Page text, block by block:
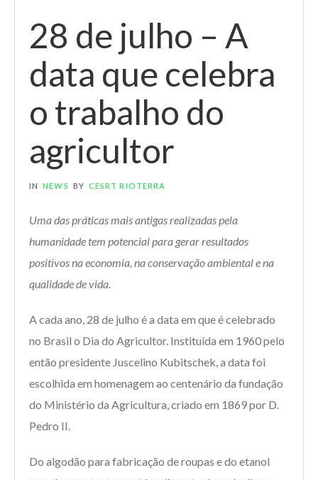
28 de julho – A
data que celebra
o trabalho do
agricultor
IN NEWS BY CESRT RIOTERRA
Uma das práticas mais antigas realizadas pela
humanidade tem potencial para gerar resultados
positivos na economia, na conservação ambiental e na
qualidade de vida.
A cada ano, 28 de julho é a data em que é celebrado
no Brasil o Dia do Agricultor. Instituída em 1960 pelo
então presidente Juscelino Kubitschek, a data foi
escolhida em homenagem ao centenário da fundação
do Ministério da Agricultura, criado em 1869 por D.
Pedro II.
Do algodão para fabricação de roupas e do etanol